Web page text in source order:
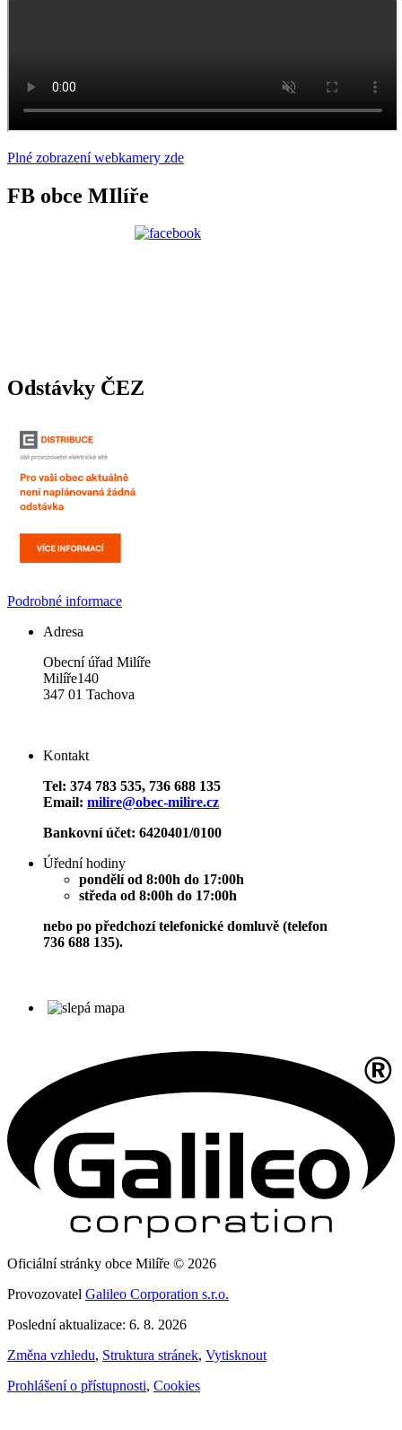
Plné zobrazení webkamery zde
FB obce MIlíře
Odstávky ČEZ
Podrobné informace
Adresa
Obecní úřad Milíře
Milíře140
347 01 Tachova
Kontakt
Tel: 374 783 535, 736 688 135
Email: milire@obec-milire.cz
Bankovní účet: 6420401/0100
Úřední hodiny
pondělí od 8:00h do 17:00h
středa od 8:00h do 17:00h
nebo po předchozí telefonické domluvě (telefon
736 688 135).
Oficiální stránky obce Milíře © 2026
Provozovatel Galileo Corporation s.r.o.
Poslední aktualizace: 6. 8. 2026
Změna vzhledu, Struktura stránek, Vytisknout
Prohlášení o přístupnosti, Cookies